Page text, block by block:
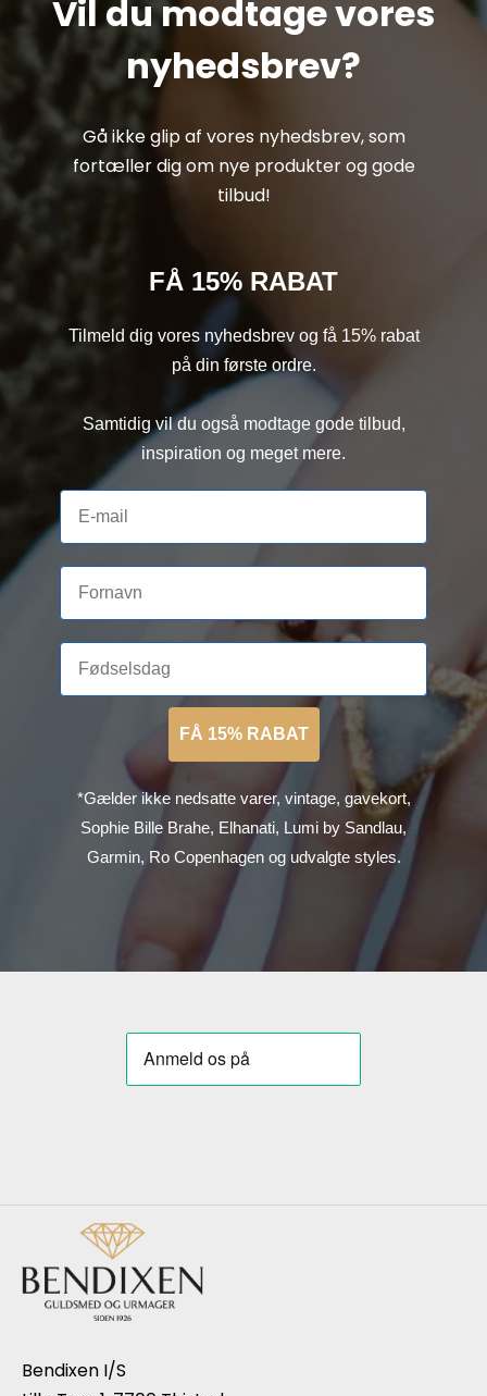
Vil du modtage vores
nyhedsbrev?
Gå ikke glip af vores nyhedsbrev, som
fortæller dig om nye produkter og gode
tilbud!
FÅ 15% RABAT
Tilmeld dig vores nyhedsbrev og få 15% rabat
på din første ordre.
Samtidig vil du også modtage gode tilbud,
inspiration og meget mere.
FÅ 15% RABAT
*Gælder ikke nedsatte varer, vintage, gavekort,
Sophie Bille Brahe, Elhanati, Lumi by Sandlau,
Garmin, Ro Copenhagen og udvalgte styles.
Bendixen I/S